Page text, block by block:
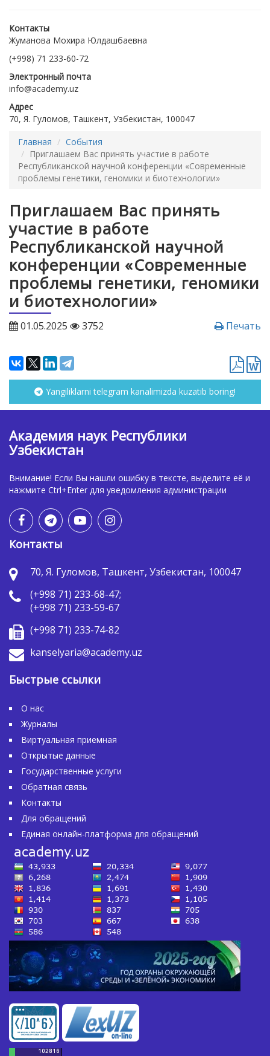
Контакты
Жуманова Мохира Юлдашбаевна
(+998) 71 233-60-72
Электронный почта
info@academy.uz
Адрес
70, Я. Гуломов, Ташкент, Узбекистан, 100047
Главная
События
Приглашаем Вас принять участие в работе
Республиканской научной конференции «Современные
проблемы генетики, геномики и биотехнологии»
Приглашаем Вас принять
участие в работе
Республиканской научной
конференции «Современные
проблемы генетики, геномики
и биотехнологии»
01.05.2025 3752 Печать
Yangiliklarni telegram kanalimizda kuzatib boring!
Академия наук Республики
Узбекистан
Внимание! Если Вы нашли ошибку в тексте, выделите её и
нажмите Ctrl+Enter для уведомления администрации
Контакты
70, Я. Гуломов, Ташкент, Узбекистан, 100047
(+998 71) 233-68-47;
(+998 71) 233-59-67
(+998 71) 233-74-82
kanselyaria@academy.uz
Быстрые ссылки
О нас
Журналы
Виртуальная приемная
Открытые данные
Государственные услуги
Обратная связь
Контакты
Для обращений
Единая онлайн-платформа для обращений